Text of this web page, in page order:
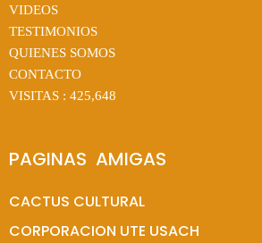
VIDEOS
TESTIMONIOS
QUIENES SOMOS
CONTACTO
VISITAS : 425,648
PAGINAS  AMIGAS
CACTUS CULTURAL
CORPORACION UTE USACH